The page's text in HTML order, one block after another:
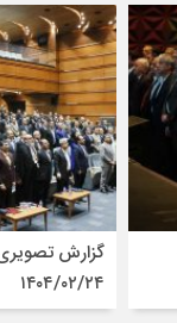
گزارش
۱۴۰۴/۰۲/۲۴